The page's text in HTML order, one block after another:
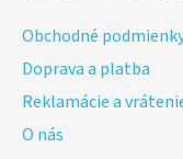
Obchodné
Doprava a platba
Reklamácie a
O nás